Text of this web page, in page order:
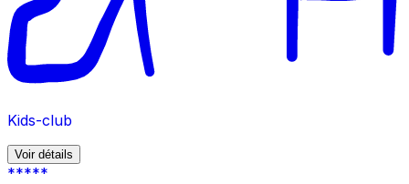
Kids-club
Voir détails
*****